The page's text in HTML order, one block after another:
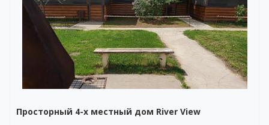
Просторный 4-х местный дом River View